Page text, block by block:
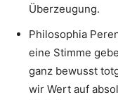
Überzeugung.
Philosophia
eine Stimme
ganz bewusst
wir Wert auf